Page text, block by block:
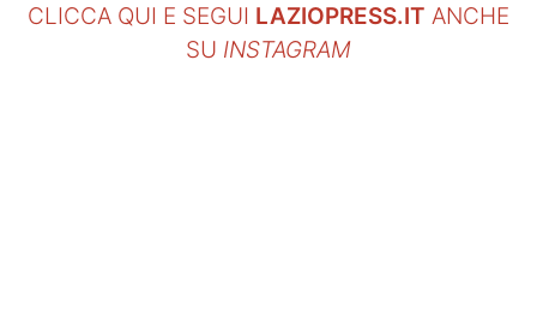
CLICCA QUI E SEGUI LAZIOPRESS.IT ANCHE
SU INSTAGRAM